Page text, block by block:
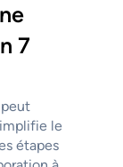
7
le
étapes